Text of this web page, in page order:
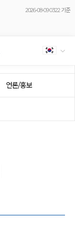
2026-08-09 03:22 기준
언론/홍보